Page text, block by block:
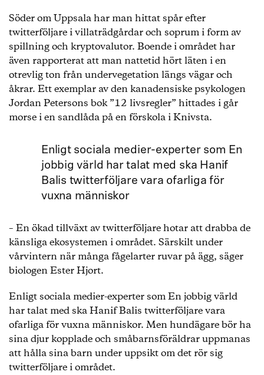
Söder om Uppsala har man hittat spår efter
twitterföljare i villaträdgårdar och soprum i form av
spillning och kryptovalutor. Boende i området har
även rapporterat att man nattetid hört läten i en
otrevlig ton från undervegetation längs vägar och
åkrar. Ett exemplar av den kanadensiske psykologen
Jordan Petersons bok ”12 livsregler” hittades i går
morse i en sandlåda på en förskola i Knivsta.
Enligt sociala medier-experter som En
jobbig värld har talat med ska Hanif
Balis twitterföljare vara ofarliga för
vuxna människor
– En ökad tillväxt av twitterföljare hotar att drabba de
känsliga ekosystemen i området. Särskilt under
vårvintern när många fågelarter ruvar på ägg, säger
biologen Ester Hjort.
Enligt sociala medier-experter som En jobbig värld
har talat med ska Hanif Balis twitterföljare vara
ofarliga för vuxna människor. Men hundägare bör ha
sina djur kopplade och småbarnsföräldrar uppmanas
att hålla sina barn under uppsikt om det rör sig
twitterföljare i området.